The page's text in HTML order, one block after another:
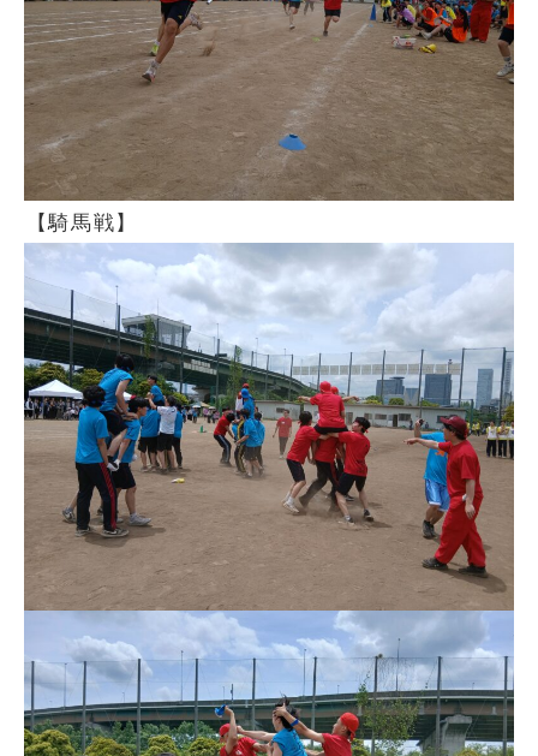
【騎馬戦】